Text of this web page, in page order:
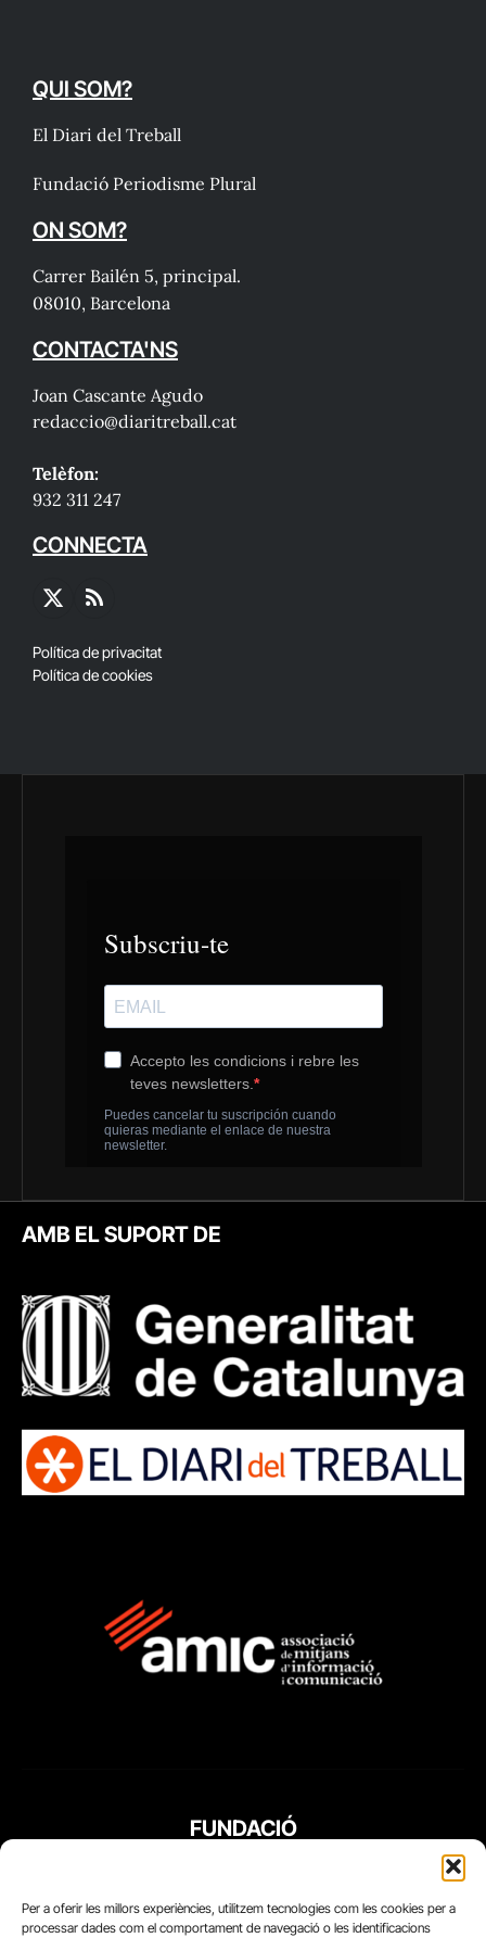
Per a oferir les millors experiències, utilitzem tecnologies com les cookies per a
processar dades com el comportament de navegació o les identificacions
QUI SOM?
El Diari del Treball
Fundació Periodisme Plural
ON SOM?
Carrer Bailén 5, principal.
08010, Barcelona
CONTACTA'NS
Joan Cascante Agudo
redaccio@diaritreball.cat
Telèfon:
932 311 247
CONNECTA
X
RSS
Política de privacitat
Política de cookies
AMB EL SUPORT DE
FUNDACIÓ